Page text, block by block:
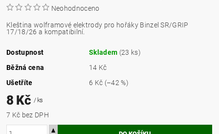
Neohodnoceno
Kleština wolframové elektrody pro hořáky Binzel SR/GRIP
17/18/26 a kompatibilní.
Dostupnost Skladem (23 ks)
Běžná cena
14 Kč
Ušetříte
6 Kč (–42 %)
8 Kč / ks
7 Kč bez DPH